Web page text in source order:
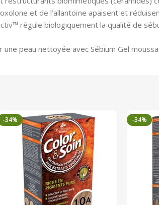
et de l’allantoïne apaisent et
régule biologiquement la qualité de
peau nettoyée avec Sébium Gel
-34% -34%